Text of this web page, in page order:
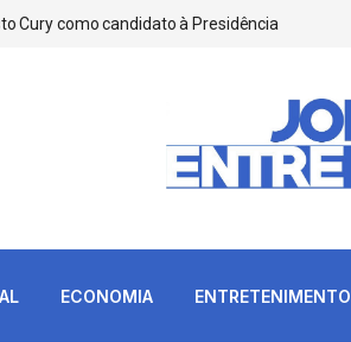
Cury como candidato à Presidência
ECONOMIA ENTRETENIMENTO